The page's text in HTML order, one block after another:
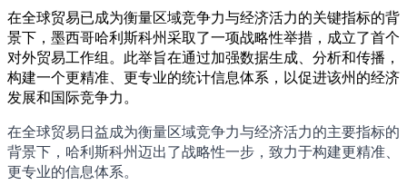
在全球贸易已成为衡量区域竞争力与经济活力的关键指标的背
景下，墨西哥哈利斯科州采取了一项战略性举措，成立了首个
对外贸易工作组。此举旨在通过加强数据生成、分析和传播，
构建一个更精准、更专业的统计信息体系，以促进该州的经济
发展和国际竞争力。
在全球贸易日益成为衡量区域竞争力与经济活力的主要指标的
背景下，哈利斯科州迈出了战略性一步，致力于构建更精准、
更专业的信息体系。